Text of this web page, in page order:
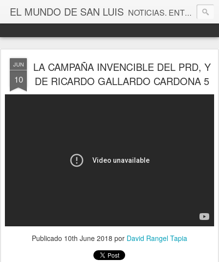
EL MUNDO DE SAN LUIS NOTICIAS. ENTRETENIMIENTO. EDITORIALES. CANAL DE VÍDEOS. GALERÍA DE FOTOGRAFÍAS.
JUN
10
LA CAMPAÑA INVENCIBLE DEL PRD, Y
DE RICARDO GALLARDO CARDONA 5
Publicado 10th June 2018 por David Rangel Tapia